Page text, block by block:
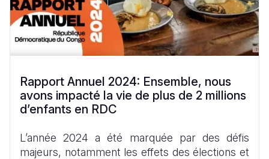
Rapport Annuel 2024: Ensemble, nous
avons impacté la vie de plus de 2 millions
d’enfants en RDC
L’année 2024 a été marquée par des défis
majeurs, notamment les effets des élections et